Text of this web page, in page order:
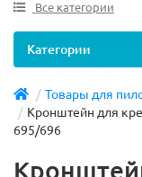
Все категории
Категории
Товары для
Кронштейн для
695/696